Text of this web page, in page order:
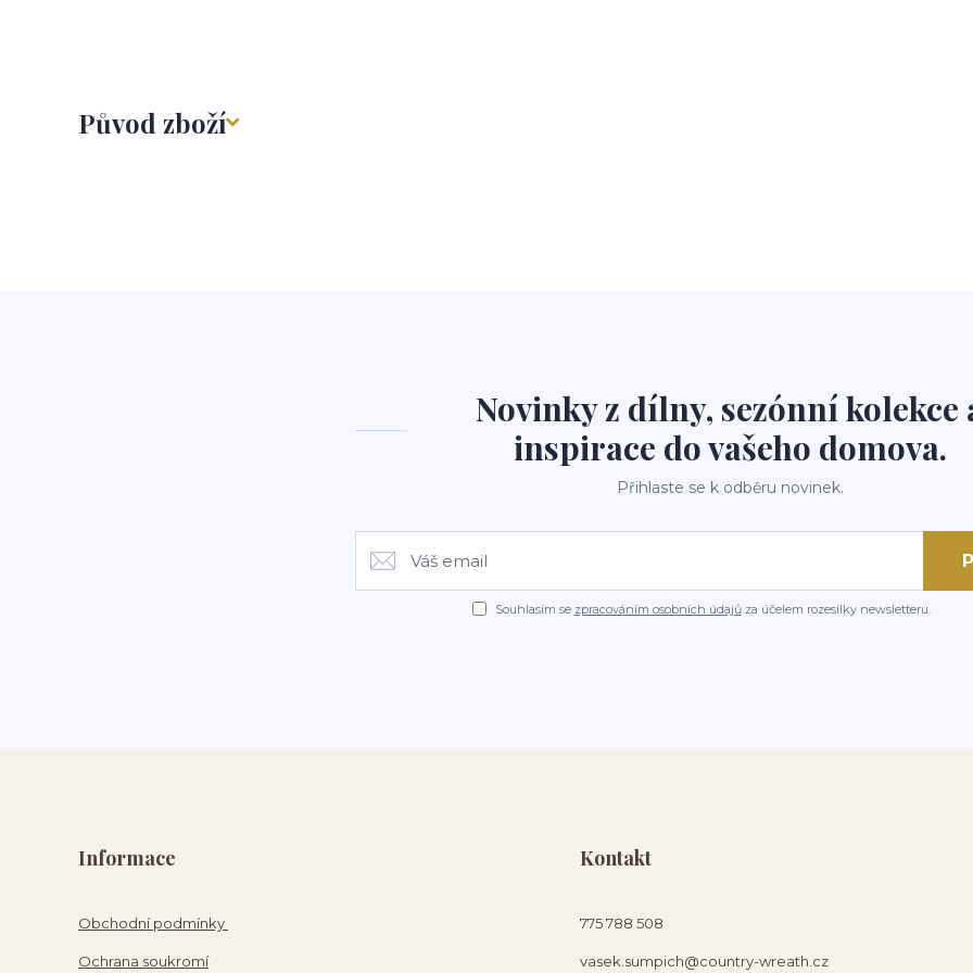
Původ zboží
Novinky z dílny, sezónní kolekce
inspirace do vašeho domova.
Přihlaste se k odběru novinek.
Souhlasím se zpracováním osobních údajůza účelem rozesílky newsletteru.
Informace
Obchodní podmínky
Ochrana soukromí
Kontakt
775 788 508
vasek.sumpich@country-wreath.cz